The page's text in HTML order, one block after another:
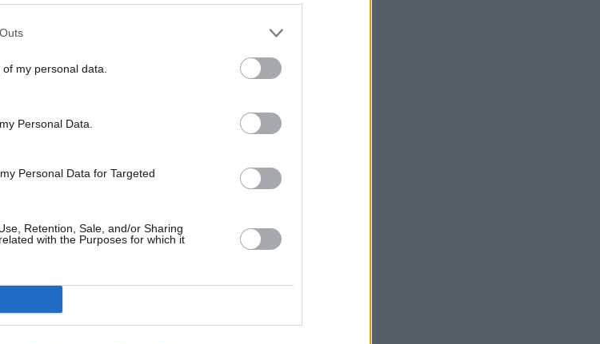
my personal data.
Personal Data.
Personal Data for Targeted
Retention, Sale, and/or Sharing
with the Purposes for which it
Google News